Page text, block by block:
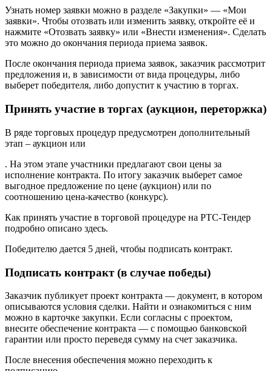
Узнать номер заявки можно в разделе «Закупки» — «Мои
заявки». Чтобы отозвать или изменить заявку, откройте её и
нажмите «Отозвать заявку» или «Внести изменения». Сделать
это можно до окончания периода приема заявок.
После окончания периода приема заявок, заказчик рассмотрит
предложения и, в зависимости от вида процедуры, либо
выберет победителя, либо допустит к участию в торгах.
Принять участие в торгах (аукцион, переторжка)
В ряде торговых процедур предусмотрен дополнительный
этап – аукцион или
. На этом этапе участники предлагают свои цены за
исполнение контракта. По итогу заказчик выберет самое
выгодное предложение по цене (аукцион) или по
соотношению цена-качество (конкурс).
Как принять участие в торговой процедуре на РТС-Тендер
подробно описано здесь.
Победителю дается 5 дней, чтобы подписать контракт.
Подписать контракт (в случае победы)
Заказчик публикует проект контракта — документ, в котором
описываются условия сделки. Найти и ознакомиться с ним
можно в карточке закупки. Если согласны с проектом,
внесите обеспечение контракта — с помощью банковской
гарантии или просто переведя сумму на счет заказчика.
После внесения обеспечения можно переходить к